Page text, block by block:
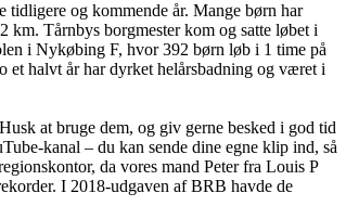
tidligere og kommende år. Mange børn har
km. Tårnbys borgmester kom og satte løbet i
i Nykøbing F, hvor 392 børn løb i 1 time på
et halvt år har dyrket helårsbadning og været i
at bruge dem, og giv gerne besked i god tid
kanal – du kan sende dine egne klip ind, så
da vores mand Peter fra Louis P
I 2018-udgaven af BRB havde de